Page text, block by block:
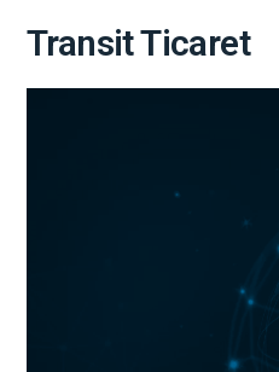
Transit Ticaret